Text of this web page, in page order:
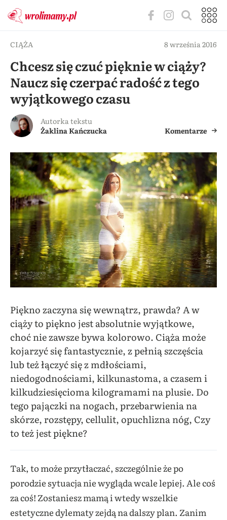
CIĄŻA 8 września 2016
Chcesz się czuć pięknie w ciąży?
Naucz się czerpać radość z tego
wyjątkowego czasu
Autorka tekstu
Żaklina Kańczucka
Komentarze
Piękno zaczyna się wewnątrz, prawda? A w
ciąży to piękno jest absolutnie wyjątkowe,
choć nie zawsze bywa kolorowo. Ciąża może
kojarzyć się fantastycznie, z pełnią szczęścia
lub też łączyć się z mdłościami,
niedogodnościami, kilkunastoma, a czasem i
kilkudziesięcioma kilogramami na plusie. Do
tego pajączki na nogach, przebarwienia na
skórze, rozstępy, cellulit, opuchlizna nóg, Czy
to też jest piękne?
Tak, to może przytłaczać, szczególnie że po
porodzie sytuacja nie wygląda wcale lepiej. Ale coś
za coś! Zostaniesz mamą i wtedy wszelkie
estetyczne dylematy zejdą na dalszy plan. Zanim